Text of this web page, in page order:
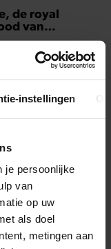
instellingen
je persoonlijke
van
op uw
als doel
metingen aan
de royal
van
is
overleden.
II
haar leven